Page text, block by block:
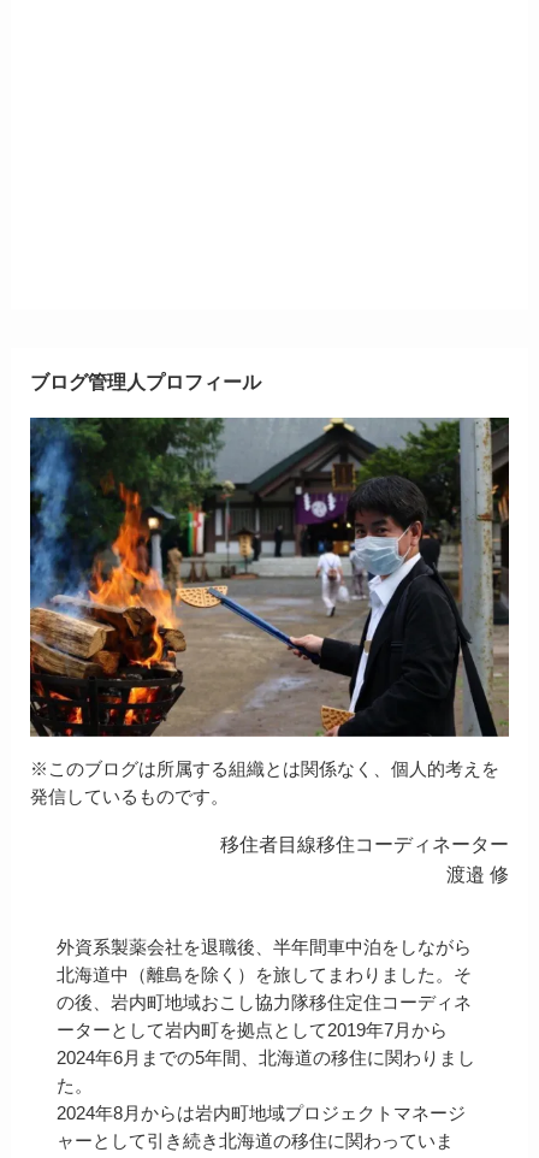
ブログ管理人プロフィール
※このブログは所属する組織とは関係なく、個人的考えを
発信しているものです。
移住者目線移住コーディネーター
渡邉 修
外資系製薬会社を退職後、半年間車中泊をしながら
北海道中（離島を除く）を旅してまわりました。そ
の後、岩内町地域おこし協力隊移住定住コーディネ
ーターとして岩内町を拠点として2019年7月から
2024年6月までの5年間、北海道の移住に関わりまし
た。
2024年8月からは岩内町地域プロジェクトマネージ
ャーとして引き続き北海道の移住に関わっていま